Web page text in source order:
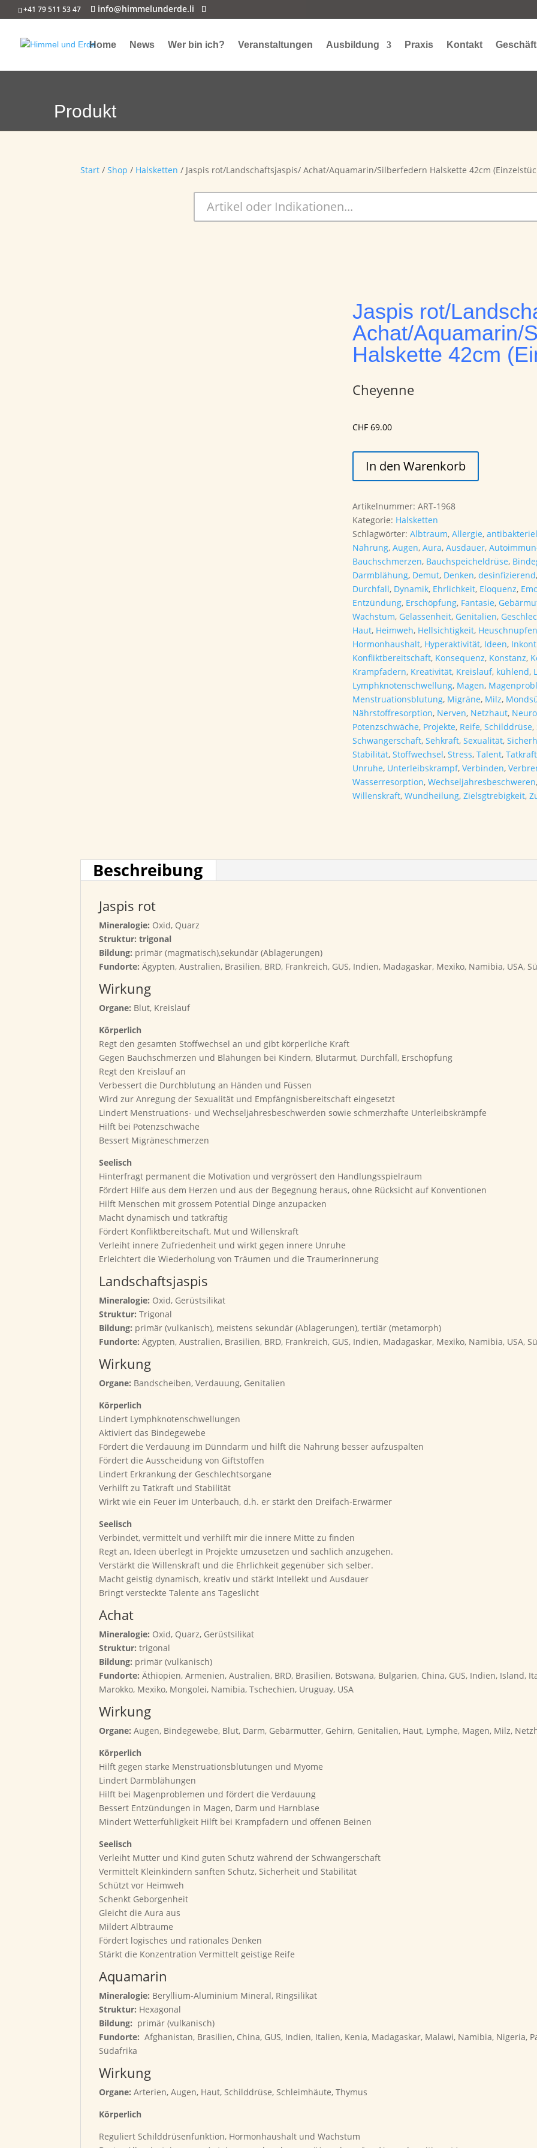
+41 79 511 53 47 info@himmelunderde.li
Home News Wer bin ich? Veranstaltungen Ausbildung Praxis Kontakt
Produkt
Start /Shop / Halsketten / Jaspis rot/Landschaftsjaspis/ Achat/Aquamarin/Silberfedern Halskette 42cm
Jaspis rot/
Achat/Aquamarin/
Halskette 42cm
Cheyenne
CHF 69.00
rot/Landschaftsjaspis/
42cm
(Einzelstück)
Menge
In den Warenkorb
Artikelnummer:ART-1968
Kategorie: Halsketten
Schlagwörter:Albtraum,Allergie,
Nahrung,Augen,Aura,Ausdauer,
Bauchschmerzen, Bauchspeicheldrüse,
Darmblähung, Demut, Denken,desinfizierend,
Durchfall, Dynamik, Ehrlichkeit, Eloquenz,
Entzündung, Erschöpfung, Fantasie,
Wachstum, Gelassenheit, Genitalien,
Haut, Heimweh, Hellsichtigkeit,
Hormonhaushalt, Hyperaktivität, Ideen,
Konfliktbereitschaft, Konsequenz, Konstanz,
Krampfadern, Kreativität, Kreislauf, kühlend,
Lymphknotenschwellung, Magen,
Menstruationsblutung, Migräne, Milz,
Nährstoffresorption, Nerven, Netzhaut,
Potenzschwäche, Projekte, Reife,Schilddrüse,
Schwangerschaft,Sehkraft,Sexualität,
Stabilität,Stoffwechsel,Stress,Talent,Tatkraft
Unruhe, Unterleibskrampf,Verbinden,
Wasserresorption,Wechseljahresbeschweren
Willenskraft,Wundheilung,Zielsgtrebigkeit,
Beschreibung
Jaspis rot
Mineralogie: Oxid, Quarz
Struktur: trigonal
Bildung: primär (magmatisch),sekundär (Ablagerungen)
Fundorte: Ägypten, Australien, Brasilien, BRD, Frankreich, GUS, Indien, Madagaskar, Mexiko, Namibia, USA,
Wirkung
Organe: Blut, Kreislauf
Körperlich
Regt den gesamten Stoffwechsel an und gibt körperliche Kraft
Gegen Bauchschmerzen und Blähungen bei Kindern, Blutarmut, Durchfall, Erschöpfung
Regt den Kreislauf an
Verbessert die Durchblutung an Händen und Füssen
Wird zur Anregung der Sexualität und Empfängnisbereitschaft eingesetzt
Lindert Menstruations- und Wechseljahresbeschwerden sowie schmerzhafte Unterleibskrämpfe
Hilft bei Potenzschwäche
Bessert Migräneschmerzen
Seelisch
Hinterfragt permanent die Motivation und vergrössert den Handlungsspielraum
Fördert Hilfe aus dem Herzen und aus der Begegnung heraus, ohne Rücksicht auf Konventionen
Hilft Menschen mit grossem Potential Dinge anzupacken
Macht dynamisch und tatkräftig
Fördert Konfliktbereitschaft, Mut und Willenskraft
Verleiht innere Zufriedenheit und wirkt gegen innere Unruhe
Erleichtert die Wiederholung von Träumen und die Traumerinnerung
Landschaftsjaspis
Mineralogie: Oxid, Gerüstsilikat
Struktur:Trigonal
Bildung: primär (vulkanisch), meistens sekundär (Ablagerungen), tertiär (metamorph)
Fundorte: Ägypten, Australien, Brasilien, BRD, Frankreich, GUS, Indien, Madagaskar, Mexiko, Namibia, USA,
Wirkung
Organe: Bandscheiben, Verdauung, Genitalien
Körperlich
Lindert Lymphknotenschwellungen
Aktiviert das Bindegewebe
Fördert die Verdauung im Dünndarm und hilft die Nahrung besser aufzuspalten
Fördert die Ausscheidung von Giftstoffen
Lindert Erkrankung der Geschlechtsorgane
Verhilft zu Tatkraft und Stabilität
Wirkt wie ein Feuer im Unterbauch, d.h. er stärkt den Dreifach-Erwärmer
Seelisch
Verbindet, vermittelt und verhilft mir die innere Mitte zu finden
Regt an, Ideen überlegt in Projekte umzusetzen und sachlich anzugehen.
Verstärkt die Willenskraft und die Ehrlichkeit gegenüber sich selber.
Macht geistig dynamisch, kreativ und stärkt Intellekt und Ausdauer
Bringt versteckte Talente ans Tageslicht
Achat
Mineralogie: Oxid, Quarz, Gerüstsilikat
Struktur:trigonal
Bildung: primär (vulkanisch)
Fundorte: Äthiopien, Armenien, Australien, BRD, Brasilien, Botswana, Bulgarien, China, GUS, Indien, Island,
Marokko, Mexiko, Mongolei, Namibia, Tschechien, Uruguay, USA
Wirkung
Organe:Augen, Bindegewebe, Blut, Darm, Gebärmutter, Gehirn, Genitalien, Haut, Lymphe, Magen, Milz,
Körperlich
Hilft gegen starke Menstruationsblutungen und Myome
Lindert Darmblähungen
Hilft bei Magenproblemen und fördert die Verdauung
Bessert Entzündungen in Magen, Darm und Harnblase
Mindert Wetterfühligkeit Hilft bei Krampfadern und offenen Beinen
Seelisch
Verleiht Mutter und Kind guten Schutz während der Schwangerschaft
Vermittelt Kleinkindern sanften Schutz, Sicherheit und Stabilität
Schützt vor Heimweh
Schenkt Geborgenheit
Gleicht die Aura aus
Mildert Albträume
Fördert logisches und rationales Denken
Stärkt die Konzentration Vermittelt geistige Reife
Aquamarin
Mineralogie: Beryllium-Aluminium Mineral, Ringsilikat
Struktur: Hexagonal
Bildung: primär (vulkanisch)
Fundorte: Afghanistan, Brasilien, China, GUS, Indien, Italien, Kenia, Madagaskar, Malawi, Namibia, Nigeria,
Südafrika
Wirkung
Organe:Arterien, Augen, Haut, Schilddrüse, Schleimhäute, Thymus
Körperlich
Reguliert Schilddrüsenfunktion, Hormonhaushalt und Wachstum